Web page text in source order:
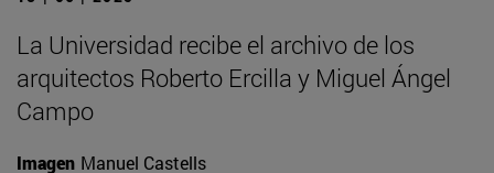
La Universidad recibe el archivo de los
arquitectos Roberto Ercilla y Miguel Ángel
Campo
Imagen Manuel Castells